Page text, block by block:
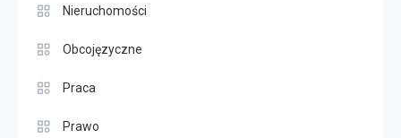
Nieruchomości
Obcojęzyczne
Praca
Prawo